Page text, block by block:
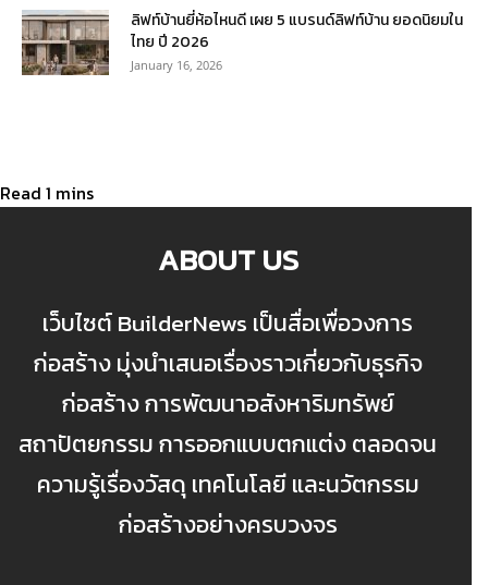
ลิฟท์บ้านยี่ห้อไหนดี เผย 5 แบรนด์ลิฟท์บ้าน ยอดนิยมใน
ไทย ปี 2026
January 16, 2026
ABOUT US
เว็บไซต์ BuilderNews เป็นสื่อเพื่อวงการ
ก่อสร้าง มุ่งนำเสนอเรื่องราวเกี่ยวกับธุรกิจ
ก่อสร้าง การพัฒนาอสังหาริมทรัพย์
สถาปัตยกรรม การออกแบบตกแต่ง ตลอดจน
ความรู้เรื่องวัสดุ เทคโนโลยี และนวัตกรรม
ก่อสร้างอย่างครบวงจร